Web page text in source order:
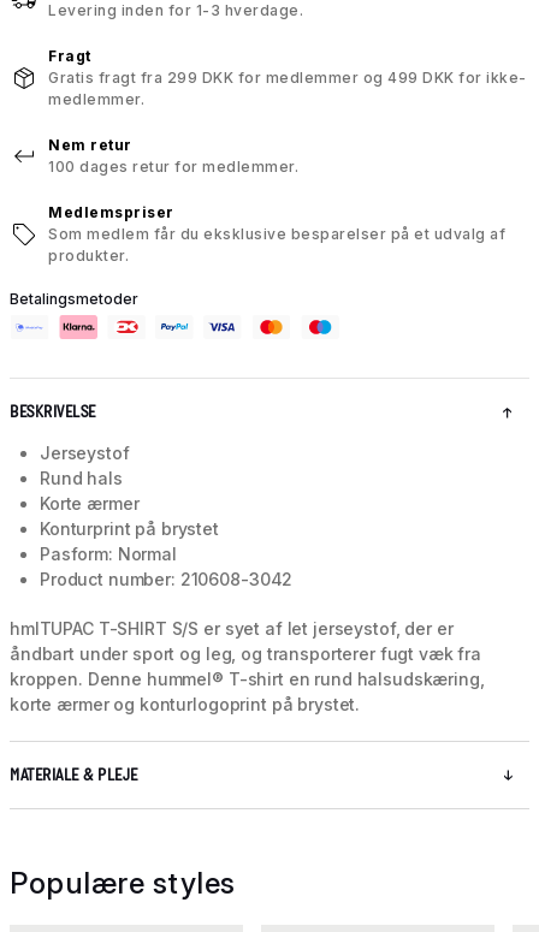
Levering inden for 1-3 hverdage.
Fragt
Gratis fragt fra 299 DKK for medlemmer og 499 DKK for ikke-
medlemmer.
Nem retur
100 dages retur for medlemmer.
Medlemspriser
Som medlem får du eksklusive besparelser på et udvalg af
produkter.
Betalingsmetoder
BESKRIVELSE
Jerseystof
Rund hals
Korte ærmer
Konturprint på brystet
Pasform: Normal
Product number: 210608-3042
hmlTUPAC T-SHIRT S/S er syet af let jerseystof, der er
åndbart under sport og leg, og transporterer fugt væk fra
kroppen. Denne hummel® T-shirt en rund halsudskæring,
korte ærmer og konturlogoprint på brystet.
MATERIALE & PLEJE
Populære styles